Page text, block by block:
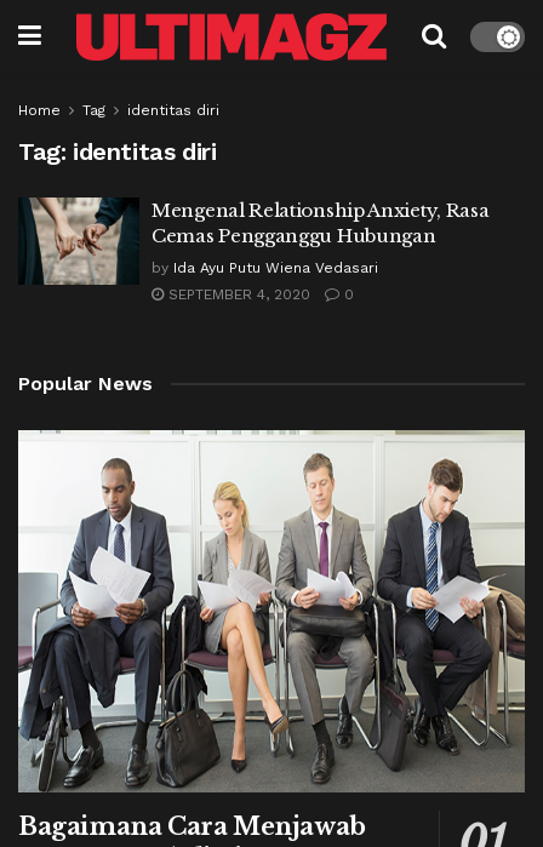
Home Tag identitas diri
Tag: identitas diri
Mengenal Relationship Anxiety, Rasa
Cemas Pengganggu Hubungan
by Ida Ayu Putu Wiena Vedasari
SEPTEMBER 4, 2020
0
Popular News
Bagaimana Cara Menjawab